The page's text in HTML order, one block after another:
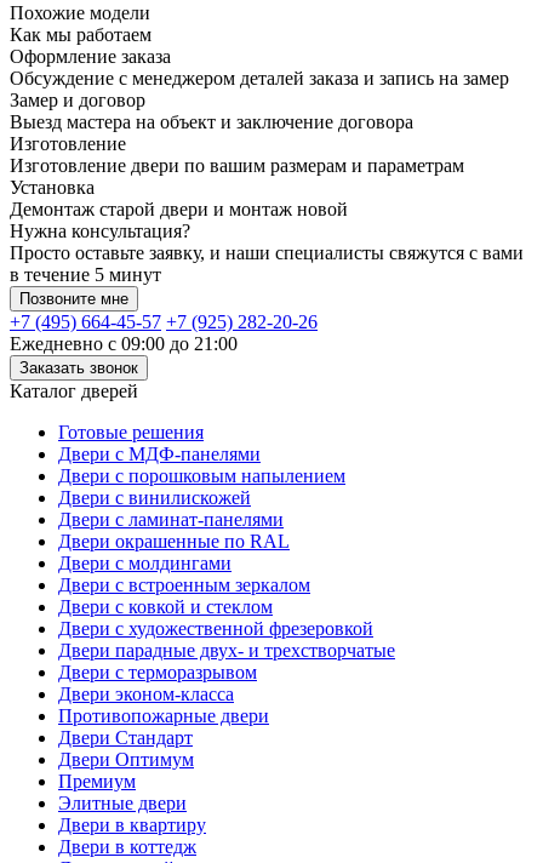
Похожие модели
Как мы работаем
Оформление заказа
Обсуждение с менеджером деталей заказа и запись на замер
Замер и договор
Выезд мастера на объект и заключение договора
Изготовление
Изготовление двери по вашим размерам и параметрам
Установка
Демонтаж старой двери и монтаж новой
Нужна консультация?
Просто оставьте заявку, и наши специалисты свяжутся с вами
в течение 5 минут
Позвоните мне
+7 (495) 664-45-57 +7 (925) 282-20-26
Ежедневно с 09:00 до 21:00
Заказать звонок
Каталог дверей
Готовые решения
Двери с МДФ-панелями
Двери с порошковым напылением
Двери с винилискожей
Двери с ламинат-панелями
Двери окрашенные по RAL
Двери с молдингами
Двери с встроенным зеркалом
Двери с ковкой и стеклом
Двери с художественной фрезеровкой
Двери парадные двух- и трехстворчатые
Двери с терморазрывом
Двери эконом-класса
Противопожарные двери
Двери Стандарт
Двери Оптимум
Премиум
Элитные двери
Двери в квартиру
Двери в коттедж